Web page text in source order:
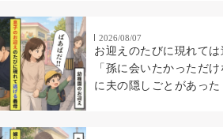
2026/08/07
お迎えのたびに現れては
「孫に会いたかっただ
に夫の隠しごとがあった